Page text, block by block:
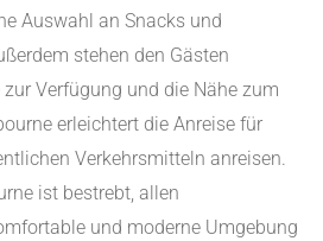
Auswahl an Snacks und
stehen den Gästen
Verfügung und die Nähe zum
erleichtert die Anreise für
Verkehrsmitteln anreisen.
ist bestrebt, allen
und moderne Umgebung